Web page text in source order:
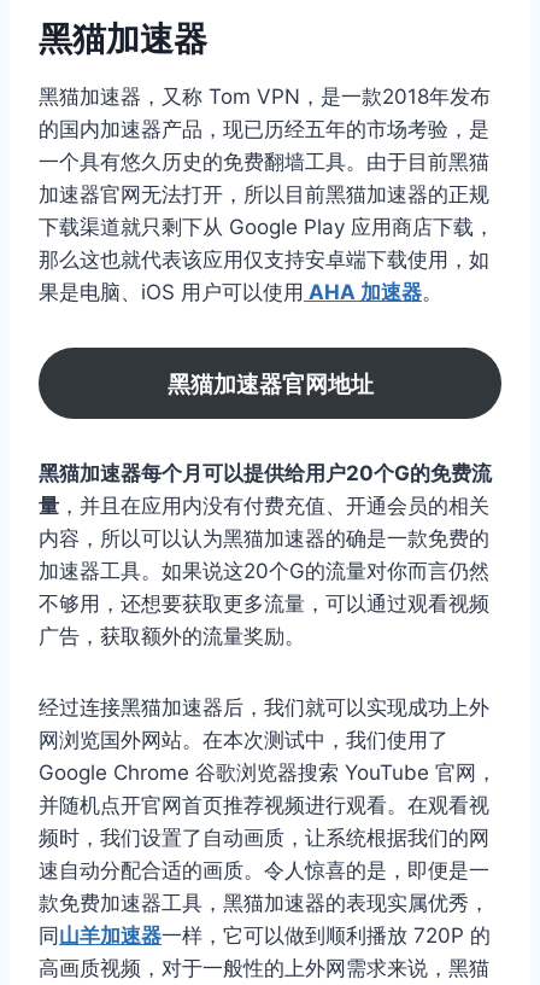
黑猫加速器
黑猫加速器，又称 Tom VPN，是一款2018年发布
的国内加速器产品，现已历经五年的市场考验，是
一个具有悠久历史的免费翻墙工具。由于目前黑猫
加速器官网无法打开，所以目前黑猫加速器的正规
下载渠道就只剩下从 Google Play 应用商店下载，
那么这也就代表该应用仅支持安卓端下载使用，如
果是电脑、iOS 用户可以使用 AHA 加速器。
黑猫加速器官网地址
黑猫加速器每个月可以提供给用户20个G的免费流
量 ，并且在应用内没有付费充值、开通会员的相关
内容，所以可以认为黑猫加速器的确是一款免费的
加速器工具。如果说这20个G的流量对你而言仍然
不够用，还想要获取更多流量，可以通过观看视频
广告，获取额外的流量奖励。
经过连接黑猫加速器后，我们就可以实现成功上外
网浏览国外网站。在本次测试中，我们使用了
Google Chrome 谷歌浏览器搜索 YouTube 官网，
并随机点开官网首页推荐视频进行观看。在观看视
频时，我们设置了自动画质，让系统根据我们的网
速自动分配合适的画质。令人惊喜的是，即便是一
款免费加速器工具，黑猫加速器的表现实属优秀，
同 山羊加速器一样，它可以做到顺利播放 720P 的
高画质视频，对于一般性的上外网需求来说，黑猫